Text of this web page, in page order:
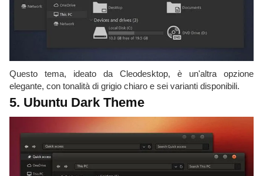
Questo tema, ideato da Cleodesktop, è un'altra opzione
elegante, con tonalità di grigio chiaro e sei varianti disponibili.
5. Ubuntu Dark Theme